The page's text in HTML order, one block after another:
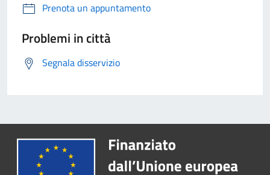
Prenota un appuntamento
Problemi in città
Segnala disservizio